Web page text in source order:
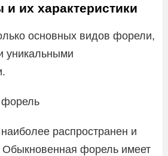
их характеристики
основных видов форели,
уникальными
распространен и
Обыкновенная форель имеет